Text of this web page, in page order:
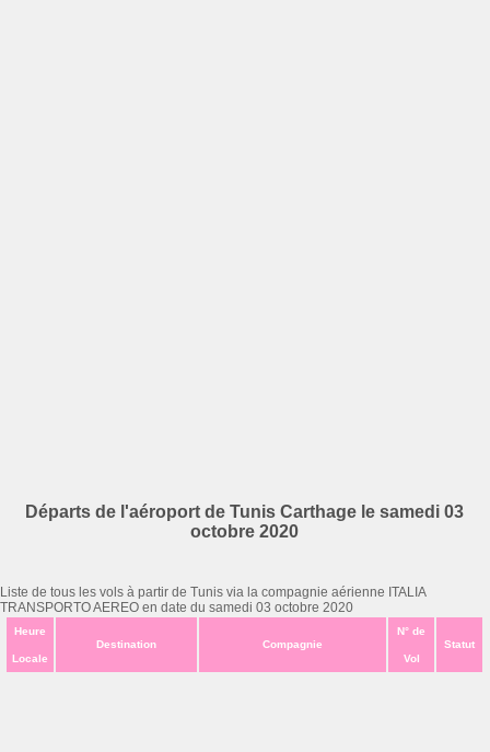
Départs de l'aéroport de Tunis Carthage le samedi 03
octobre 2020
Liste de tous les vols à partir de Tunis via la compagnie aérienne ITALIA
TRANSPORTO AEREO en date du samedi 03 octobre 2020
Heure
Locale
Destination Compagnie
N° de
Vol
Statut